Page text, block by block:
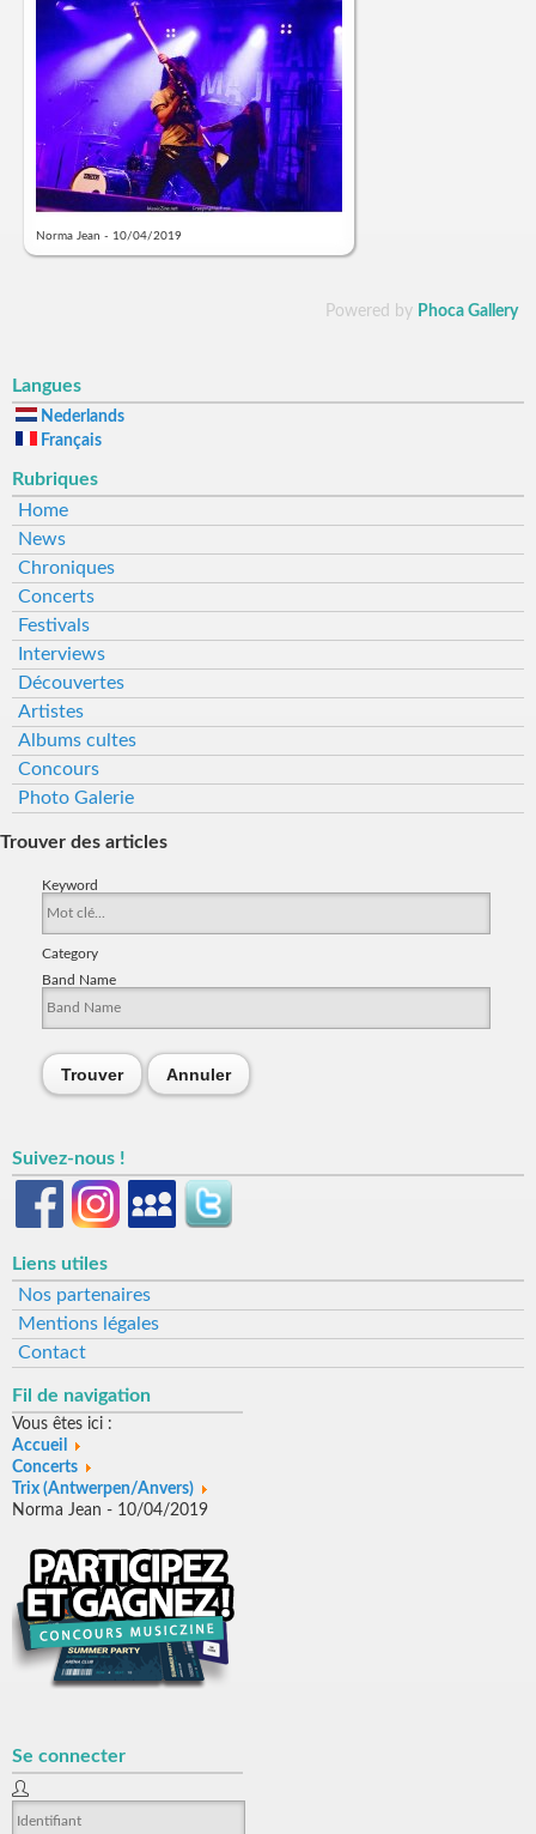
Norma Jean - 10/04/2019
Powered by Phoca Gallery
Langues
Nederlands
Français
Rubriques
Home
News
Chroniques
Concerts
Festivals
Interviews
Découvertes
Artistes
Albums cultes
Concours
Photo Galerie
Trouver des articles
Keyword
Category
Band Name
Trouver Annuler
Suivez-nous !
Liens utiles
Nos partenaires
Mentions légales
Contact
Fil de navigation
Vous êtes ici :
Accueil
Concerts
Trix (Antwerpen/Anvers)
Norma Jean - 10/04/2019
Se connecter